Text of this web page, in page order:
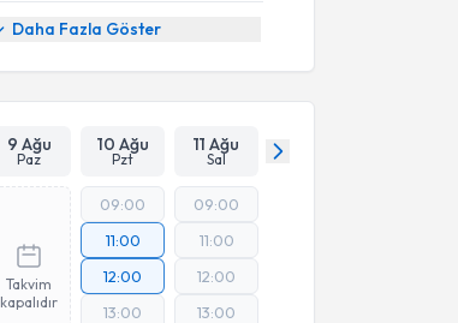
Daha Fazla Göster
9 Ağu
Paz
10 Ağu
Pzt
11 Ağu
Sal
Takvim
kapalıdır
09:00
11:00
12:00
13:00
09:00
11:00
12:00
13:00